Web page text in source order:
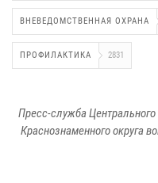
ВНЕВЕДОМСТВЕННАЯ ОХРАНА
ПРОФИЛАКТИКА 2831
Пресс-служба
Краснознаменного округа